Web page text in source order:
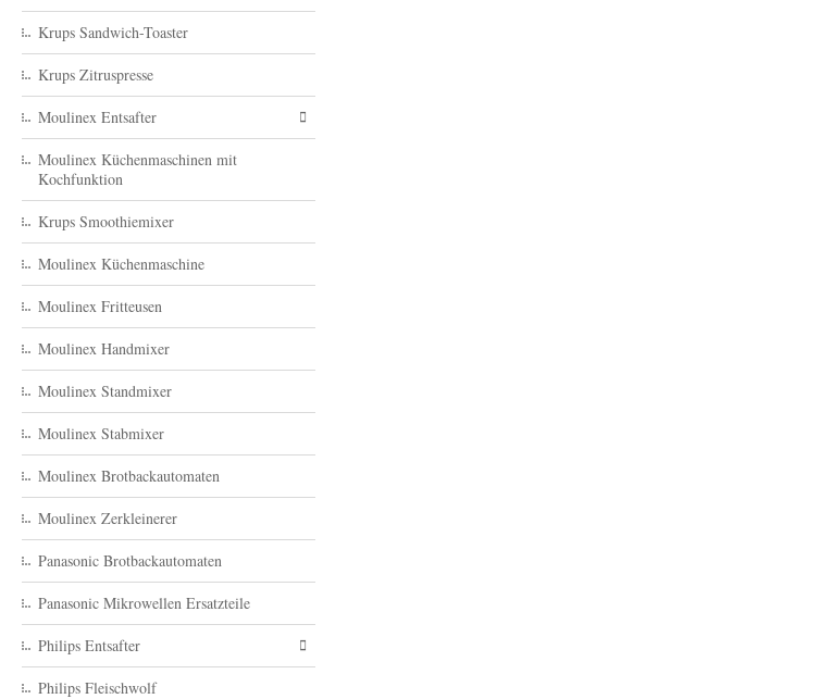
Krups Sandwich-Toaster
Krups Zitruspresse
Moulinex Entsafter
Moulinex Küchenmaschinen mit
Kochfunktion
Krups Smoothiemixer
Moulinex Küchenmaschine
Moulinex Fritteusen
Moulinex Handmixer
Moulinex Standmixer
Moulinex Stabmixer
Moulinex Brotbackautomaten
Moulinex Zerkleinerer
Panasonic Brotbackautomaten
Panasonic Mikrowellen Ersatzteile
Philips Entsafter
Philips Fleischwolf